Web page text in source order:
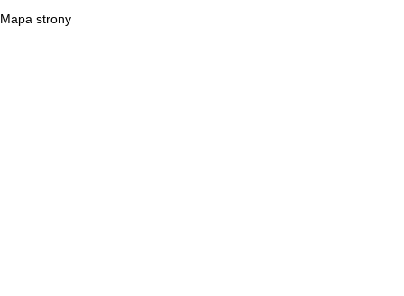
Mapa strony